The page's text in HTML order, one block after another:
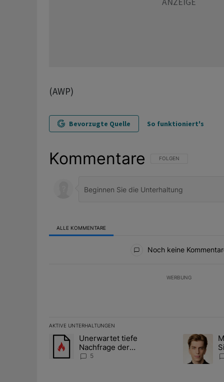
(AWP)
Bevorzugte Quelle So funktioniert's
Kommentare FOLGE DIESER
FOLGEN
ALLE KOMMENTARE
Noch keine
WERBUNG
AKTIVE UNTERHALTUNGEN
Das Folgende ist eine Liste der am meisten
Ein Trendartikel mit dem Titel "Unerwartet tiefe
Unerwartet tiefe
Nachfrage der
Zentralbanken könnte
5
Ein